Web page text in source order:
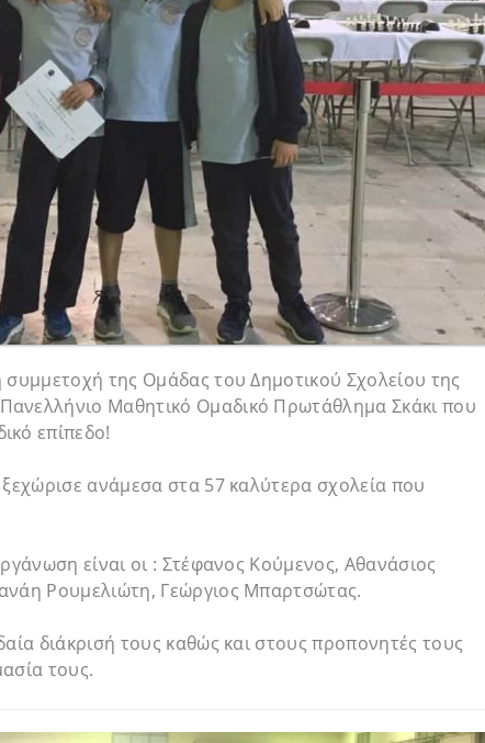
της Ομάδας του Δημοτικού Σχολείου της
Πανελλήνιο Μαθητικό Ομαδικό Πρωτάθλημα Σκάκι που
επίπεδο!
ανάμεσα στα 57 καλύτερα σχολεία που
είναι οι : Στέφανος Κούμενος, Αθανάσιος
Ρουμελιώτη, Γεώργιος Μπαρτσώτας.
διάκρισή τους καθώς και στους προπονητές τους
τους.